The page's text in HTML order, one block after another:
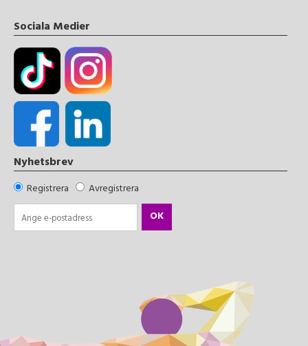
Sociala Medier
Nyhetsbrev
Registrera
Avregistrera
OK